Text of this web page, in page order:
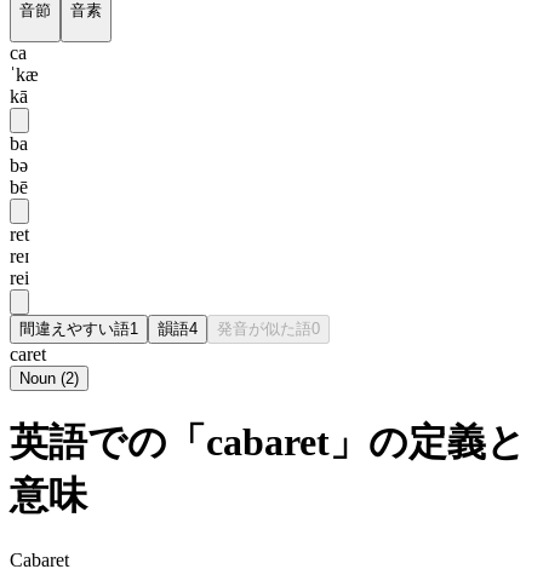
音節 音素
ca
ˈkæ
kā
ba
bə
bē
ret
reɪ
rei
間違えやすい語1 韻語4 発音が似た語0
caret
Noun (2)
英語での「cabaret」の定義と
意味
Cabaret